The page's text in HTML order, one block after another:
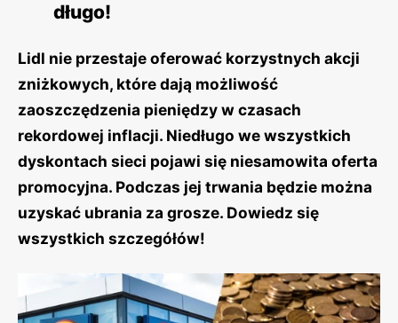
długo!
Lidl nie przestaje oferować korzystnych akcji
zniżkowych, które dają możliwość
zaoszczędzenia pieniędzy w czasach
rekordowej inflacji. Niedługo we wszystkich
dyskontach sieci pojawi się niesamowita oferta
promocyjna. Podczas jej trwania będzie można
uzyskać ubrania za grosze. Dowiedz się
wszystkich szczegółów!